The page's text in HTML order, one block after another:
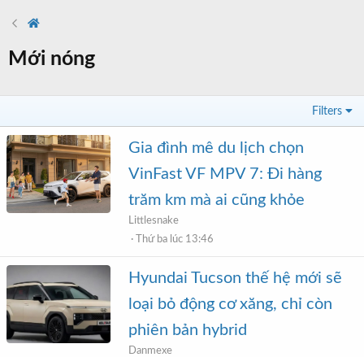
Mới nóng
Filters
Gia đình mê du lịch chọn
VinFast VF MPV 7: Đi hàng
trăm km mà ai cũng khỏe
Littlesnake
Thứ ba lúc 13:46
Hyundai Tucson thế hệ mới sẽ
loại bỏ động cơ xăng, chỉ còn
phiên bản hybrid
Danmexe